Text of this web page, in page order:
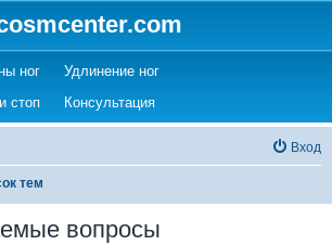
ног(Opens a new tab)
Удлинение ног(Opens a new tab)
стоп(Opens a new tab)
Консультация(Opens a new tab)
Вход
тем
вопросы